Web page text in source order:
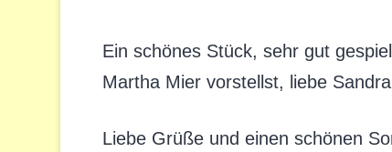
Ein schönes Stück, sehr gut
Martha Mier vorstellst, liebe
Liebe Grüße und einen schönen